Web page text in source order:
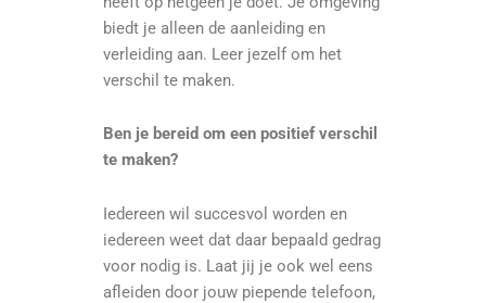
biedt je alleen de aanleiding en
verleiding aan. Leer jezelf om het
verschil te maken.
Ben je bereid om een positief verschil
te maken?
Iedereen wil succesvol worden en
iedereen weet dat daar bepaald gedrag
voor nodig is. Laat jij je ook wel eens
afleiden door jouw piepende telefoon,